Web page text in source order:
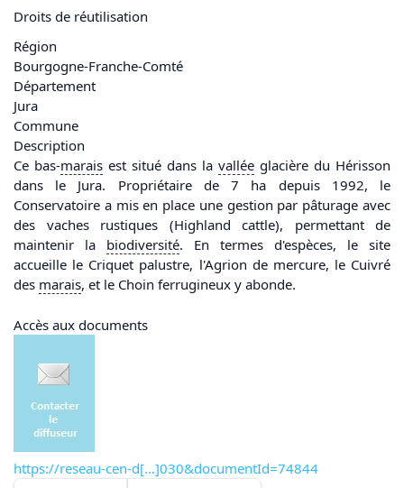
Droits de réutilisation
Région
Bourgogne-Franche-Comté
Département
Jura
Commune
Description
Ce bas-marais est situé dans la vallée glacière du Hérisson
dans le Jura. Propriétaire de 7 ha depuis 1992, le
Conservatoire a mis en place une gestion par pâturage avec
des vaches rustiques (Highland cattle), permettant de
maintenir la biodiversité. En termes d'espèces, le site
accueille le Criquet palustre, l'Agrion de mercure, le Cuivré
des marais, et le Choin ferrugineux y abonde.
Accès aux documents
https://reseau-cen-d[...]030&documentId=74844